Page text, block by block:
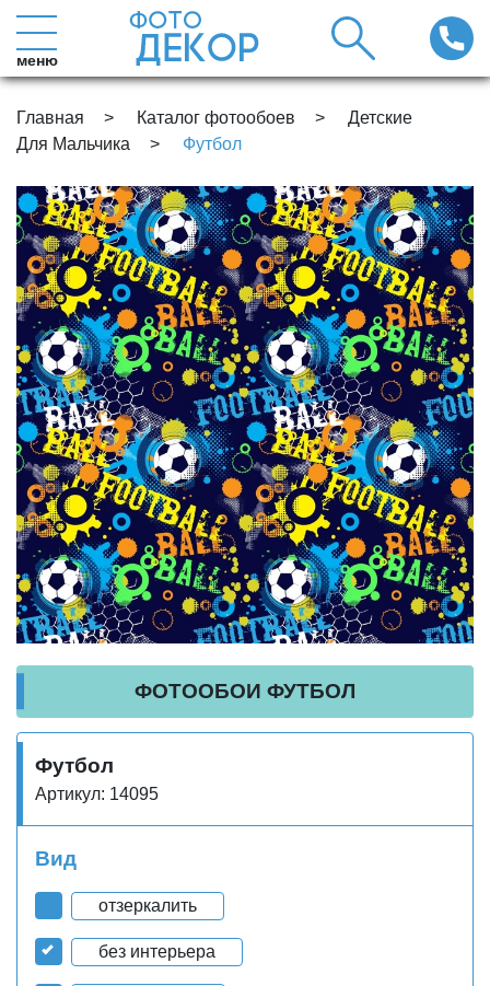
меню
Главная Каталог фотообоев
Детские
Для Мальчика
Футбол
ФОТООБОИ ФУТБОЛ
Футбол
Артикул: 14095
Вид
отзеркалить
без интерьера